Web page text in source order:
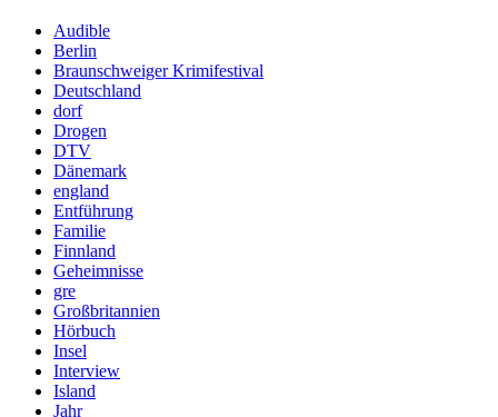
Audible
Berlin
Braunschweiger Krimifestival
Deutschland
dorf
Drogen
DTV
Dänemark
england
Entführung
Familie
Finnland
Geheimnisse
gre
Großbritannien
Hörbuch
Insel
Interview
Island
Jahr